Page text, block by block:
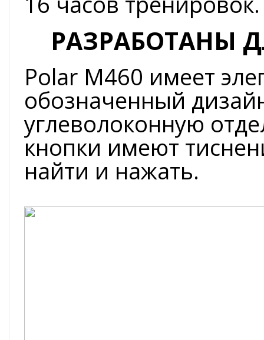
РАЗРАБОТАНЫ
Polar M460 имеет
обозначенный
углеволоконную
кнопки имеют
найти и нажать.